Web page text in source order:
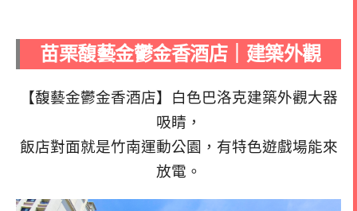
苗栗馥藝金鬱金香酒店｜建築外觀
【馥藝金鬱金香酒店】白色巴洛克建築外觀大器
吸睛，
飯店對面就是竹南運動公園，有特色遊戲場能來
放電。